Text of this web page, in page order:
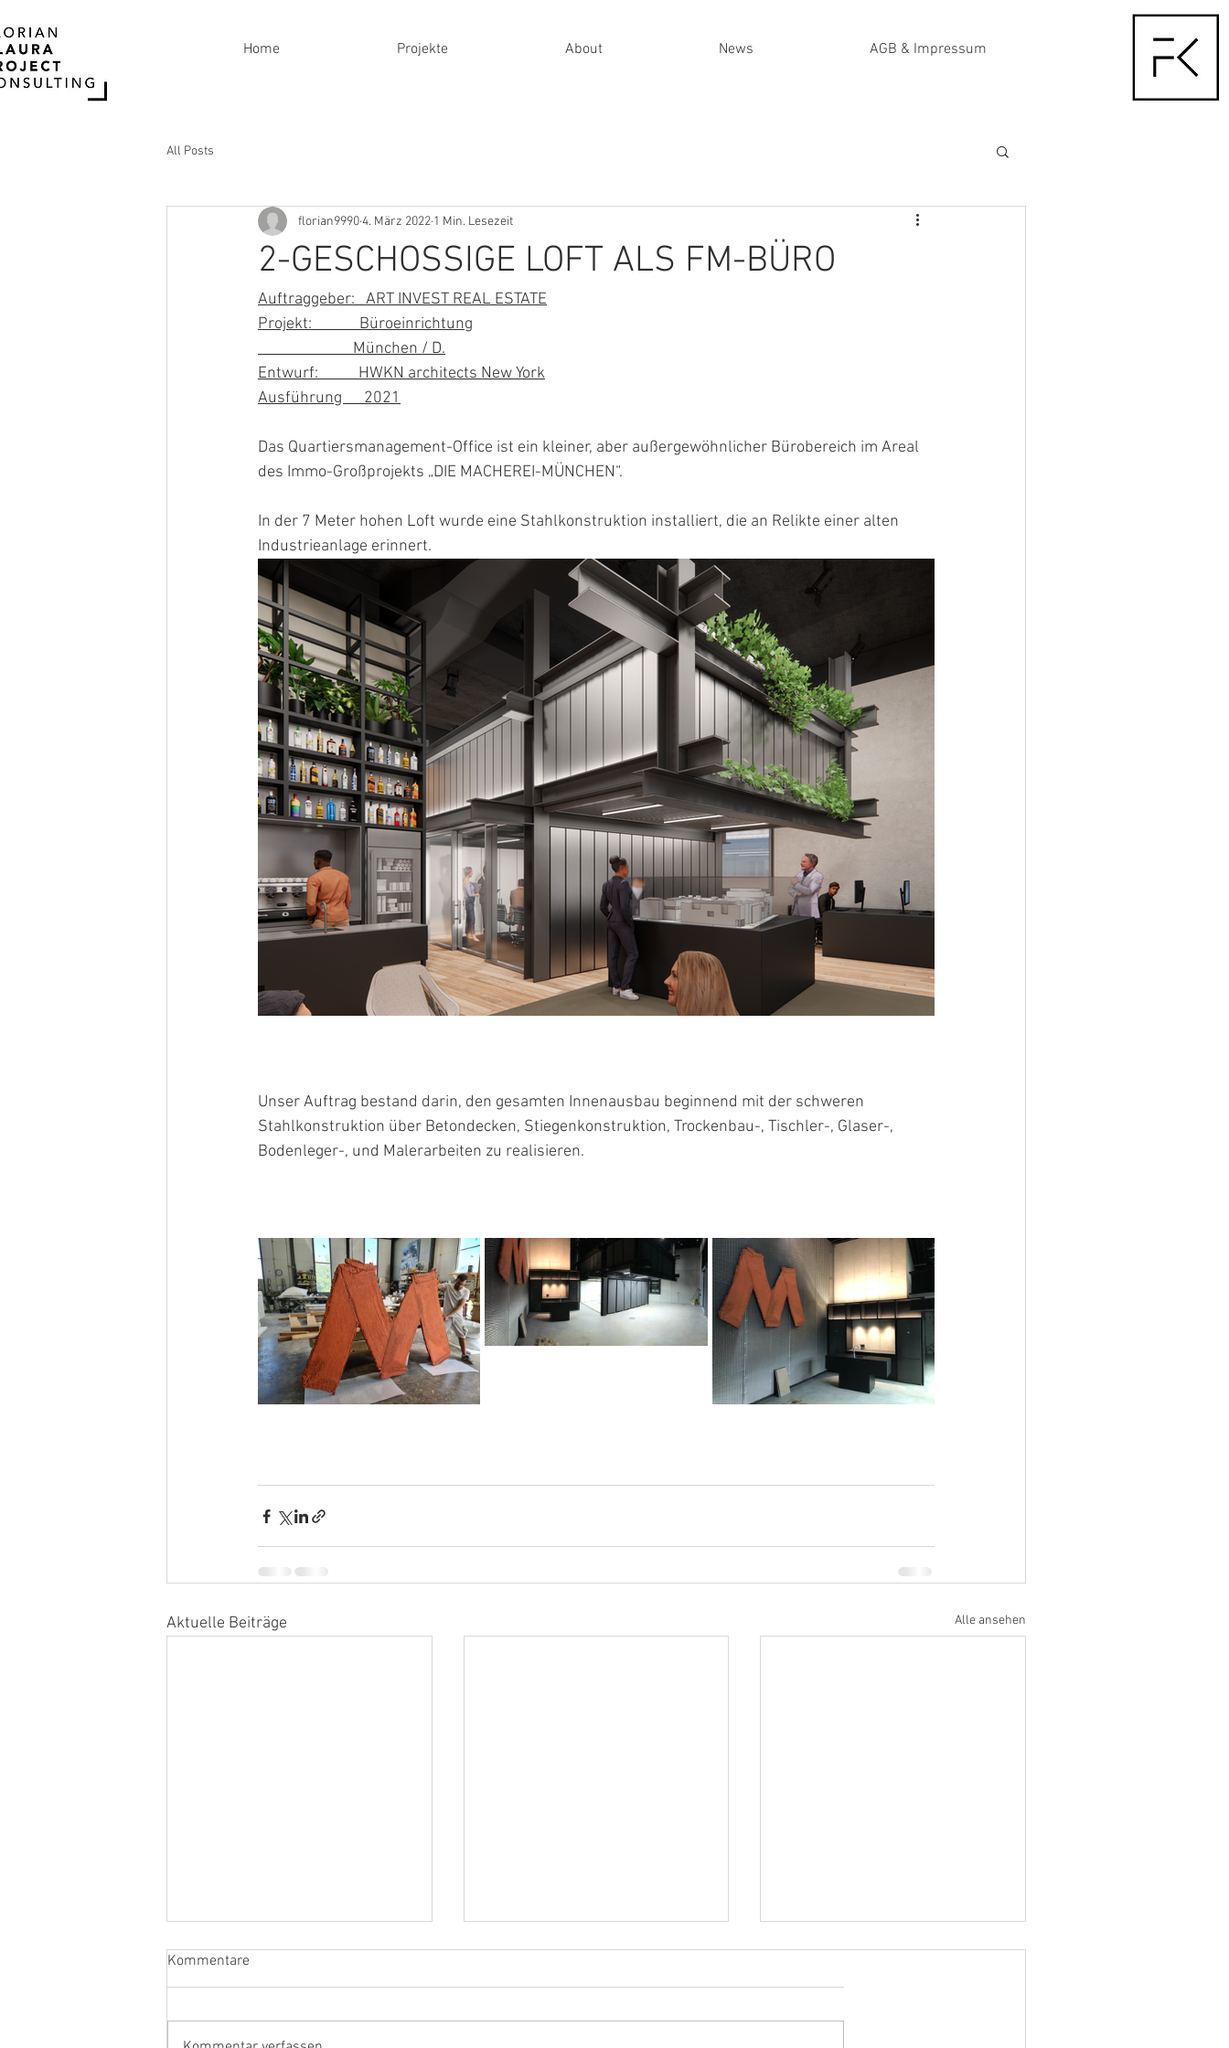
Home Projekte About News AGB & Impressum
All Posts
2-GESCHOSSIGE LOFT ALS FM-BÜRO
florian99904. März 2022 1 Min. Lesezeit
Auftraggeber:   ART INVEST REAL ESTATE
Projekt:             Büroeinrichtung
                          München / D.
Entwurf:           HWKN architects New York
Ausführung      2021
Das Quartiersmanagement-Office ist ein kleiner, aber außergewöhnlicher Bürobereich im Areal
des Immo-Großprojekts „DIE MACHEREI-MÜNCHEN“.
In der 7 Meter hohen Loft wurde eine Stahlkonstruktion installiert, die an Relikte einer alten
Industrieanlage erinnert.
Unser Auftrag bestand darin, den gesamten Innenausbau beginnend mit der schweren
Stahlkonstruktion über Betondecken, Stiegenkonstruktion, Trockenbau-, Tischler-, Glaser-,
Bodenleger-, und Malerarbeiten zu realisieren.
Aktuelle Beiträge Alle ansehen
Kommentare